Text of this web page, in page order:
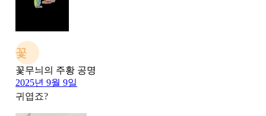
꽃
꽃무늬의 주황 공명
2025년 9월 9일
귀엽죠?